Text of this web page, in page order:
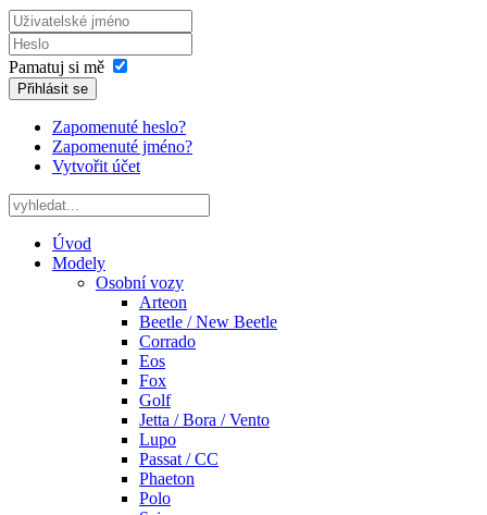
Pamatuj si mě
Přihlásit se
Zapomenuté heslo?
Zapomenuté jméno?
Vytvořit účet
Úvod
Modely
Osobní vozy
Arteon
Beetle / New Beetle
Corrado
Eos
Fox
Golf
Jetta / Bora / Vento
Lupo
Passat / CC
Phaeton
Polo